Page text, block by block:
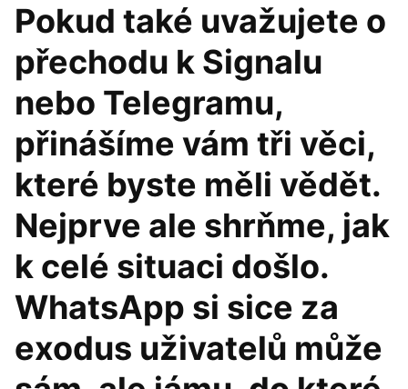
Pokud také uvažujete o
přechodu k Signalu
nebo Telegramu,
přinášíme vám tři věci,
které byste měli vědět.
Nejprve ale shrňme, jak
k celé situaci došlo.
WhatsApp si sice za
exodus uživatelů může